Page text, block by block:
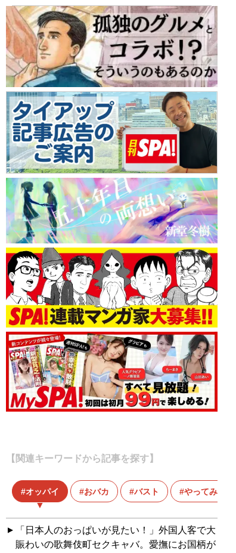
【関連キーワードから記事を探す】
オッパイ おバカ バスト やってみた
「日本人のおっぱいが見たい！」外国人客で大
賑わいの歌舞伎町セクキャバ。愛撫にお国柄が